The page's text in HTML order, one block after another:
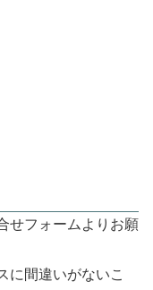
せフォームよりお願
に間違いがないこ